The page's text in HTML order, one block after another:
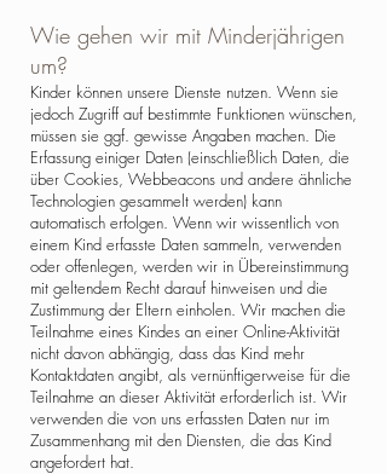
Wie gehen wir mit Minderjährigen
um?
Kinder können unsere Dienste nutzen. Wenn sie
jedoch Zugriff auf bestimmte Funktionen wünschen,
müssen sie ggf. gewisse Angaben machen. Die
Erfassung einiger Daten (einschließlich Daten, die
über Cookies, Webbeacons und andere ähnliche
Technologien gesammelt werden) kann
automatisch erfolgen. Wenn wir wissentlich von
einem Kind erfasste Daten sammeln, verwenden
oder offenlegen, werden wir in Übereinstimmung
mit geltendem Recht darauf hinweisen und die
Zustimmung der Eltern einholen. Wir machen die
Teilnahme eines Kindes an einer Online-Aktivität
nicht davon abhängig, dass das Kind mehr
Kontaktdaten angibt, als vernünftigerweise für die
Teilnahme an dieser Aktivität erforderlich ist. Wir
verwenden die von uns erfassten Daten nur im
Zusammenhang mit den Diensten, die das Kind
angefordert hat.